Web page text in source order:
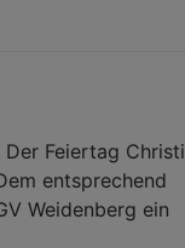
Der Feiertag Christi
entsprechend
Weidenberg ein